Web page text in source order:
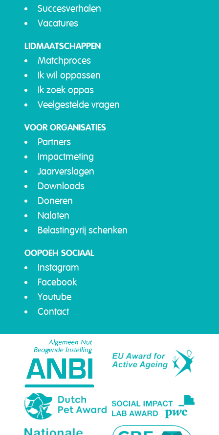
Succesverhalen
Vacatures
LIDMAATSCHAPPEN
Matchproces
Ik wil oppassen
Ik zoek oppas
Veelgestelde vragen
VOOR ORGANISATIES
Partners
Impactmeting
Jaarverslagen
Downloads
Doneren
Nalaten
Belastingvrij schenken
OOPOEH SOCIAAL
Instagram
Facebook
Youtube
Contact